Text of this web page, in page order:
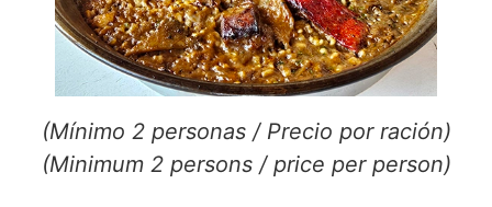
(Mínimo 2 personas / Precio por ración)
(Minimum 2 persons / price per person)